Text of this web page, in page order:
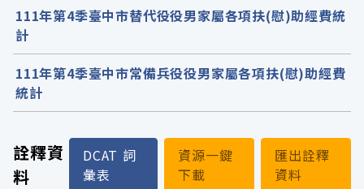
詮釋資
料
DCAT 詞
彙表
資源一鍵
下載
匯出詮釋
資料
111年第4季臺中市替代役役男家屬各項扶(慰)助經費統
計
111年第4季臺中市常備兵役役男家屬各項扶(慰)助經費
統計